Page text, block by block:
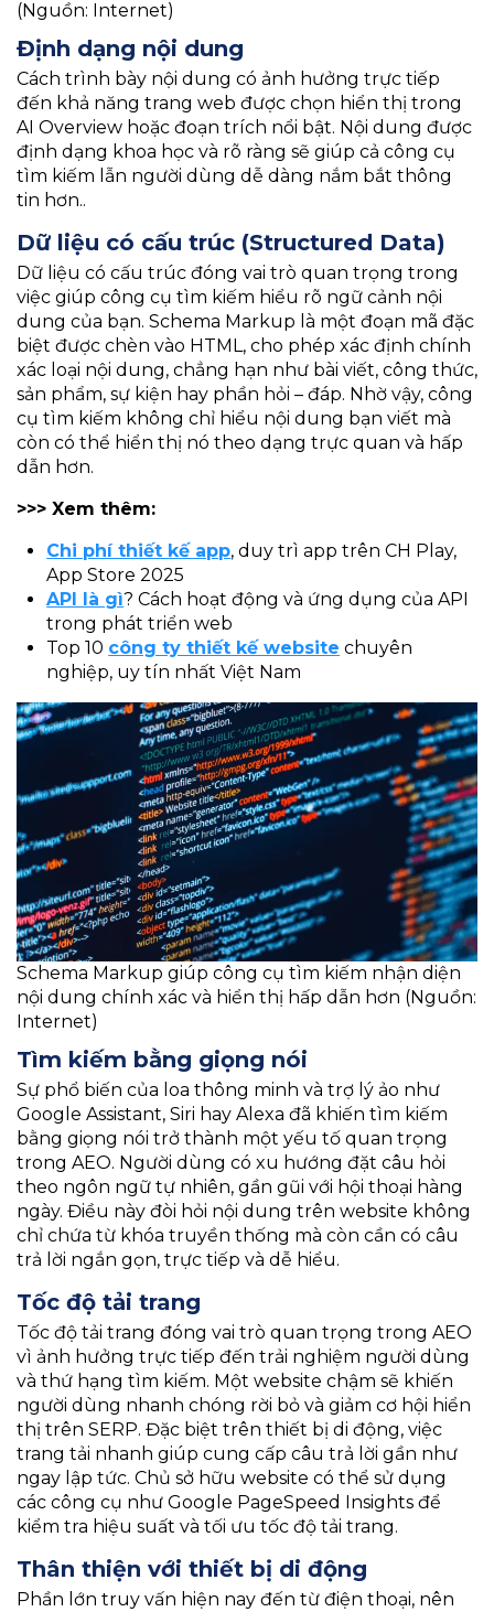
(Nguồn: Internet)
Định dạng nội dung
Cách trình bày nội dung có ảnh hưởng trực tiếp
đến khả năng trang web được chọn hiển thị trong
AI Overview hoặc đoạn trích nổi bật. Nội dung được
định dạng khoa học và rõ ràng sẽ giúp cả công cụ
tìm kiếm lẫn người dùng dễ dàng nắm bắt thông
tin hơn..
Dữ liệu có cấu trúc (Structured Data)
Dữ liệu có cấu trúc đóng vai trò quan trọng trong
việc giúp công cụ tìm kiếm hiểu rõ ngữ cảnh nội
dung của bạn. Schema Markup là một đoạn mã đặc
biệt được chèn vào HTML, cho phép xác định chính
xác loại nội dung, chẳng hạn như bài viết, công thức,
sản phẩm, sự kiện hay phần hỏi – đáp. Nhờ vậy, công
cụ tìm kiếm không chỉ hiểu nội dung bạn viết mà
còn có thể hiển thị nó theo dạng trực quan và hấp
dẫn hơn.
>>> Xem thêm:
Chi phí thiết kế app, duy trì app trên CH Play,
App Store 2025
API là gì? Cách hoạt động và ứng dụng của API
trong phát triển web
Top 10 công ty thiết kế website chuyên
nghiệp, uy tín nhất Việt Nam
Schema Markup giúp công cụ tìm kiếm nhận diện
nội dung chính xác và hiển thị hấp dẫn hơn (Nguồn:
Internet)
Tìm kiếm bằng giọng nói
Sự phổ biến của loa thông minh và trợ lý ảo như
Google Assistant, Siri hay Alexa đã khiến tìm kiếm
bằng giọng nói trở thành một yếu tố quan trọng
trong AEO. Người dùng có xu hướng đặt câu hỏi
theo ngôn ngữ tự nhiên, gần gũi với hội thoại hàng
ngày. Điều này đòi hỏi nội dung trên website không
chỉ chứa từ khóa truyền thống mà còn cần có câu
trả lời ngắn gọn, trực tiếp và dễ hiểu.
Tốc độ tải trang
Tốc độ tải trang đóng vai trò quan trọng trong AEO
vì ảnh hưởng trực tiếp đến trải nghiệm người dùng
và thứ hạng tìm kiếm. Một website chậm sẽ khiến
người dùng nhanh chóng rời bỏ và giảm cơ hội hiển
thị trên SERP. Đặc biệt trên thiết bị di động, việc
trang tải nhanh giúp cung cấp câu trả lời gần như
ngay lập tức. Chủ sở hữu website có thể sử dụng
các công cụ như Google PageSpeed Insights để
kiểm tra hiệu suất và tối ưu tốc độ tải trang.
Thân thiện với thiết bị di động
Phần lớn truy vấn hiện nay đến từ điện thoại, nên